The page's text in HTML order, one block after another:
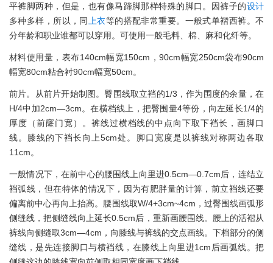
平裤脚两种，但是，也有像马蹄脚那样特殊的脚口。因裤子的设计
多种多样，所以，同
上衣等的搭配非常重要。一般式单褶西裤。不
分年龄和职业谁都可以穿用。可使用一般毛料、棉、麻和化纤等。
材料使用量，表布140cm幅宽150cm，90cm幅宽250cm袋布90cm
幅宽80cm粘合衬90cm幅宽50cm。
前片。从前片开始制图。臀围线取立裆的1/3，作为围度的余量，在
H/4中加2cm—3cm。在横档线上，把臀围量4等份，向左延长1/4的
厚度（前窿门宽）。裤线过横档线的中点向下取下裆长，画脚口
线。膝线的下裆长向上5cm处。脚口宽度是以裤线对称两边各取
11cm。
一般情况下，在前中心的腰围线上向里进0.5cm—0.7cm后，连结立
裆弧线，但在特体的情况下，因为有肥胖量的计算，前立裆线还要
偏离前中心再向上抬高。腰围线取W/4+3cm~4cm，过臀围线画弧形
侧缝线，把侧缝线向上延长0.5cm后，重新画腰围线。腰上的活褶从
裤线向侧缝取3cm—4cm，向膝线与裤线的交点画线。下档部分的侧
缝线，是先连接脚口与横裆线，在膝线上向里进1cm后画弧线。把